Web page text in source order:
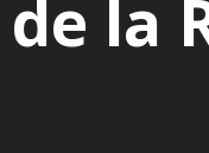
la